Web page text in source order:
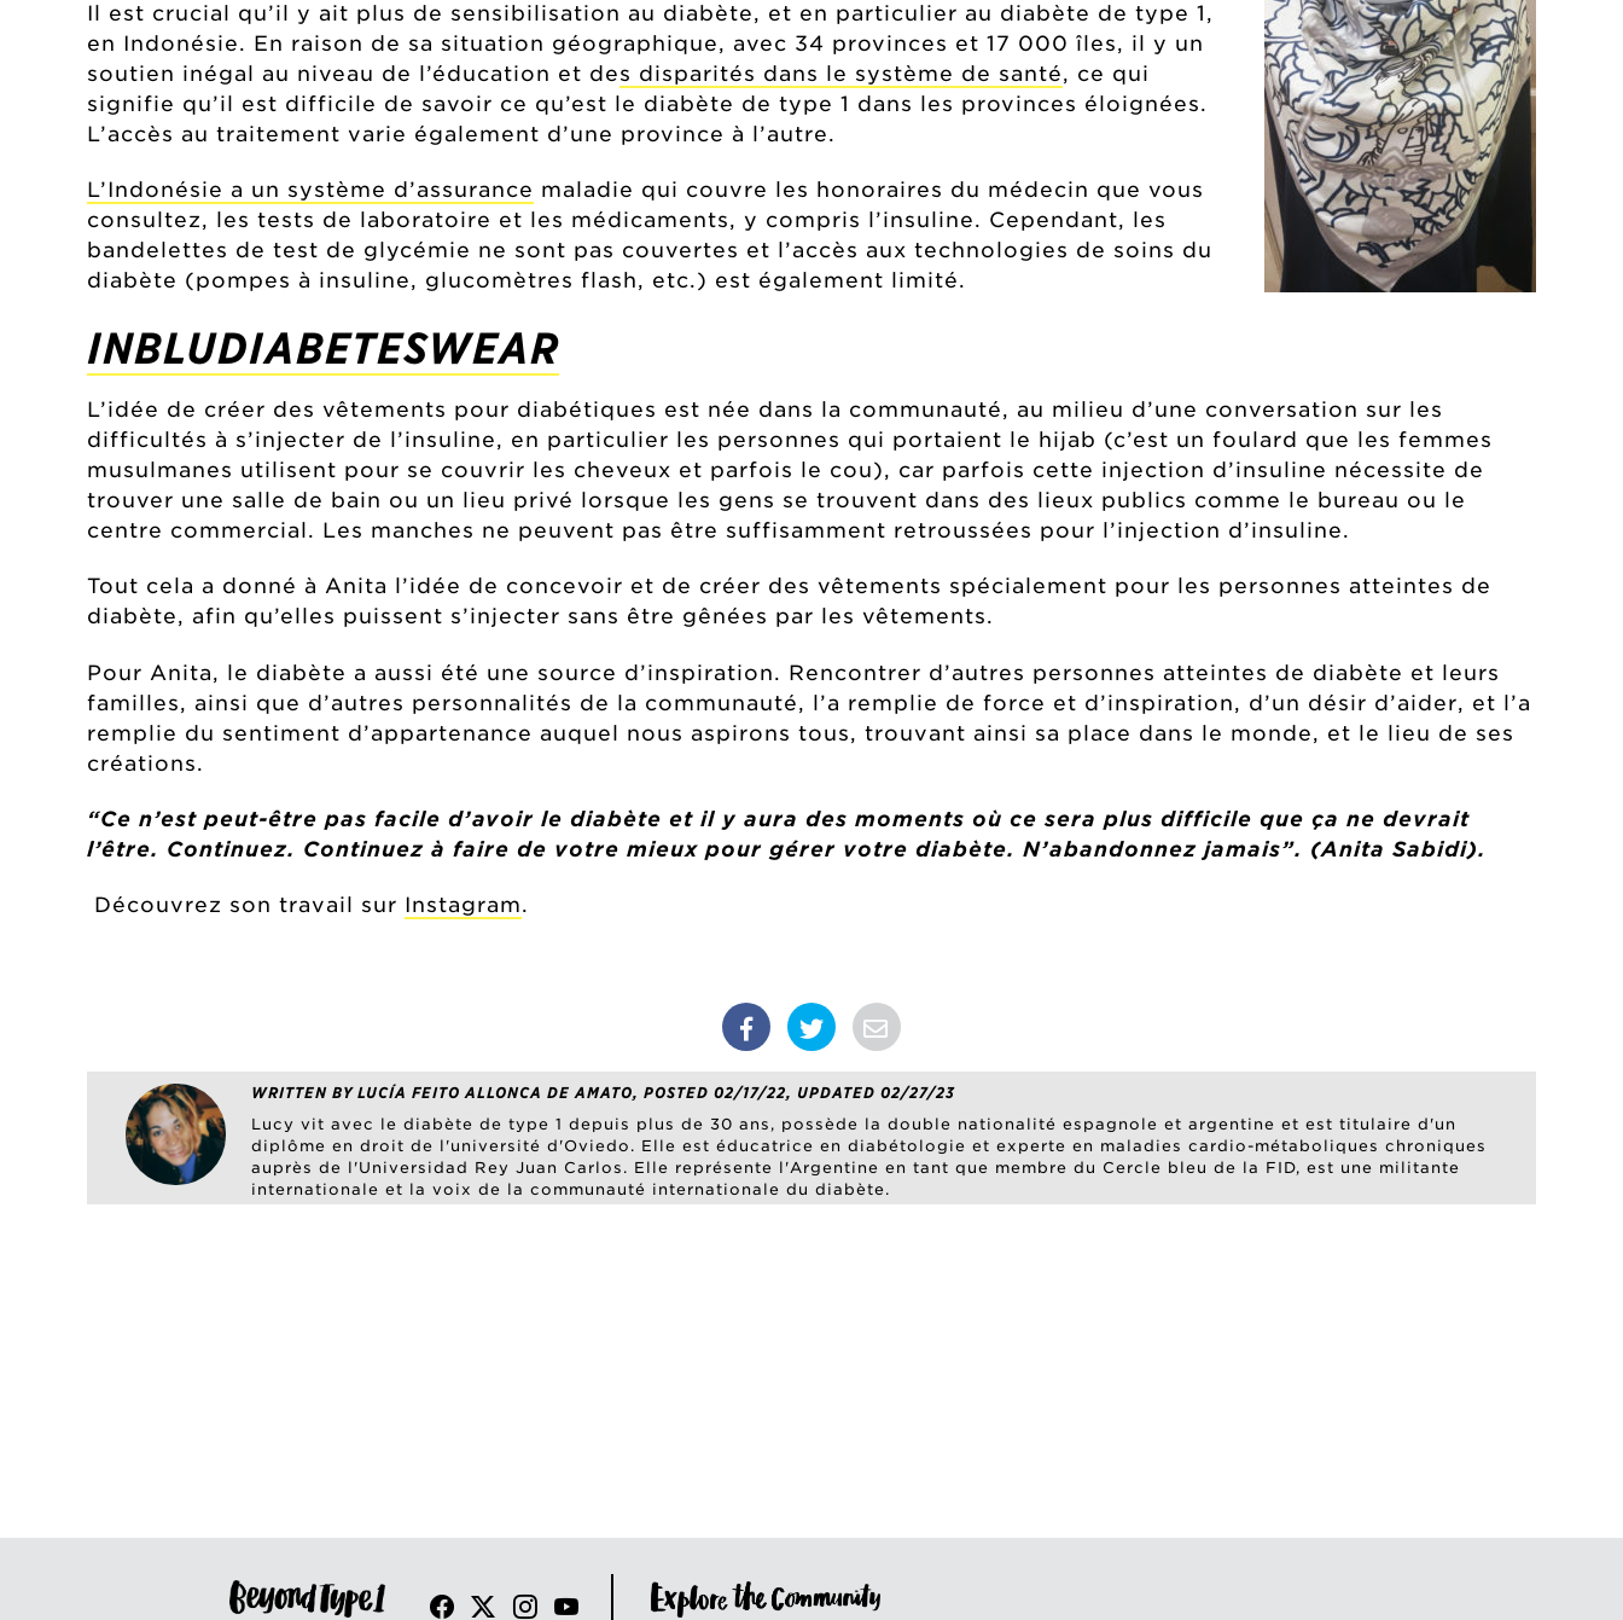
Il est crucial qu’il y ait plus de sensibilisation au diabète, et en particulier au diabète de type 1,
en Indonésie. En raison de sa situation géographique, avec 34 provinces et 17 000 îles, il y un
soutien inégal au niveau de l’éducation et des disparités dans le système de santé, ce qui
signifie qu’il est difficile de savoir ce qu’est le diabète de type 1 dans les provinces éloignées.
L’accès au traitement varie également d’une province à l’autre.
L’Indonésie a un système d’assurance maladie qui couvre les honoraires du médecin que vous
consultez, les tests de laboratoire et les médicaments, y compris l’insuline. Cependant, les
bandelettes de test de glycémie ne sont pas couvertes et l’accès aux technologies de soins du
diabète (pompes à insuline, glucomètres flash, etc.) est également limité.
INBLUDIABETESWEAR
L’idée de créer des vêtements pour diabétiques est née dans la communauté, au milieu d’une conversation sur les
difficultés à s’injecter de l’insuline, en particulier les personnes qui portaient le hijab (c’est un foulard que les femmes
musulmanes utilisent pour se couvrir les cheveux et parfois le cou), car parfois cette injection d’insuline nécessite de
trouver une salle de bain ou un lieu privé lorsque les gens se trouvent dans des lieux publics comme le bureau ou le
centre commercial. Les manches ne peuvent pas être suffisamment retroussées pour l’injection d’insuline.
Tout cela a donné à Anita l’idée de concevoir et de créer des vêtements spécialement pour les personnes atteintes de
diabète, afin qu’elles puissent s’injecter sans être gênées par les vêtements.
Pour Anita, le diabète a aussi été une source d’inspiration. Rencontrer d’autres personnes atteintes de diabète et leurs
familles, ainsi que d’autres personnalités de la communauté, l’a remplie de force et d’inspiration, d’un désir d’aider, et l’a
remplie du sentiment d’appartenance auquel nous aspirons tous, trouvant ainsi sa place dans le monde, et le lieu de ses
créations.
“Ce n’est peut-être pas facile d’avoir le diabète et il y aura des moments où ce sera plus difficile que ça ne devrait
l’être. Continuez. Continuez à faire de votre mieux pour gérer votre diabète. N’abandonnez jamais”. (Anita Sabidi).
Découvrez son travail sur Instagram.
WRITTEN BY LUCÍA FEITO ALLONCA DE AMATO, POSTED 02/17/22, UPDATED 02/27/23
Lucy vit avec le diabète de type 1 depuis plus de 30 ans, possède la double nationalité espagnole et argentine et est titulaire d'un
diplôme en droit de l'université d'Oviedo. Elle est éducatrice en diabétologie et experte en maladies cardio-métaboliques chroniques
auprès de l'Universidad Rey Juan Carlos. Elle représente l'Argentine en tant que membre du Cercle bleu de la FID, est une militante
internationale et la voix de la communauté internationale du diabète.